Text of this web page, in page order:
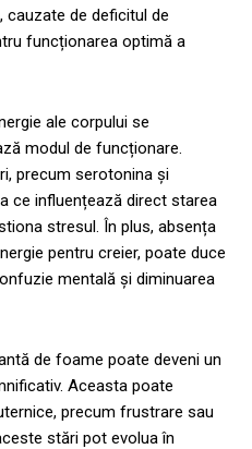
cauzate de deficitul de
funcționarea optimă a
ale corpului se
modul de funcționare.
precum serotonina și
ce influențează direct starea
stresul. În plus, absența
pentru creier, poate duce
mentală și diminuarea
de foame poate deveni un
Aceasta poate
precum frustrare sau
stări pot evolua în